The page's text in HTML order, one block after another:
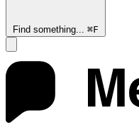
Find something... ⌘F